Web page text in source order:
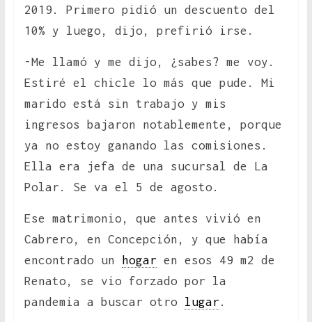
2019. Primero pidió un descuento del
10% y luego, dijo, prefirió irse.
-Me llamó y me dijo, ¿sabes? me voy.
Estiré el chicle lo más que pude. Mi
marido está sin trabajo y mis
ingresos bajaron notablemente, porque
ya no estoy ganando las comisiones.
Ella era jefa de una sucursal de La
Polar. Se va el 5 de agosto.
Ese matrimonio, que antes vivió en
Cabrero, en Concepción, y que había
encontrado un hogar en esos 49 m2 de
Renato, se vio forzado por la
pandemia a buscar otro lugar .